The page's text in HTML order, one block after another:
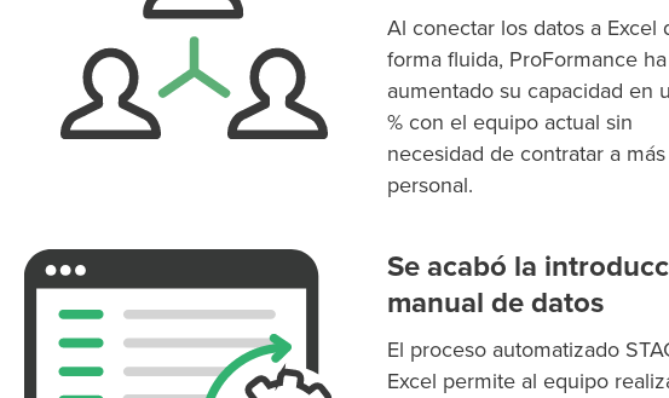
Al conectar los datos a Excel
forma fluida, ProFormance ha
aumentado su capacidad en
% con el equipo actual sin
necesidad de contratar a más
personal.
Se acabó la
manual de datos
El proceso automatizado
Excel permite al equipo